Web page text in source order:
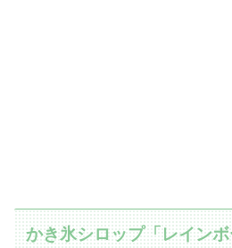
かき氷シロップ「レイン